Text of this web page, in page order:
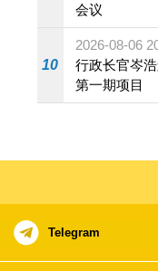
会议
10
2026-08-06
行政长官岑
第一期项目
Telegram